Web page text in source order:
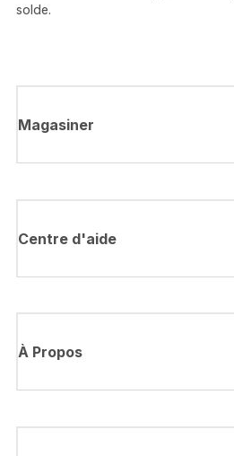
solde.
Magasiner
Centre d'aide
À Propos